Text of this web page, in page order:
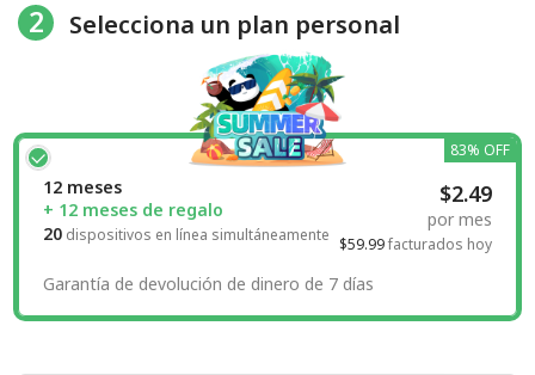
2 Selecciona un plan personal
12 meses
+ 12 meses de regalo
20 dispositivos en línea simultáneamente
$2.49
por mes
$59.99facturados hoy
83% OFF
Garantía de devolución de dinero de 7 días